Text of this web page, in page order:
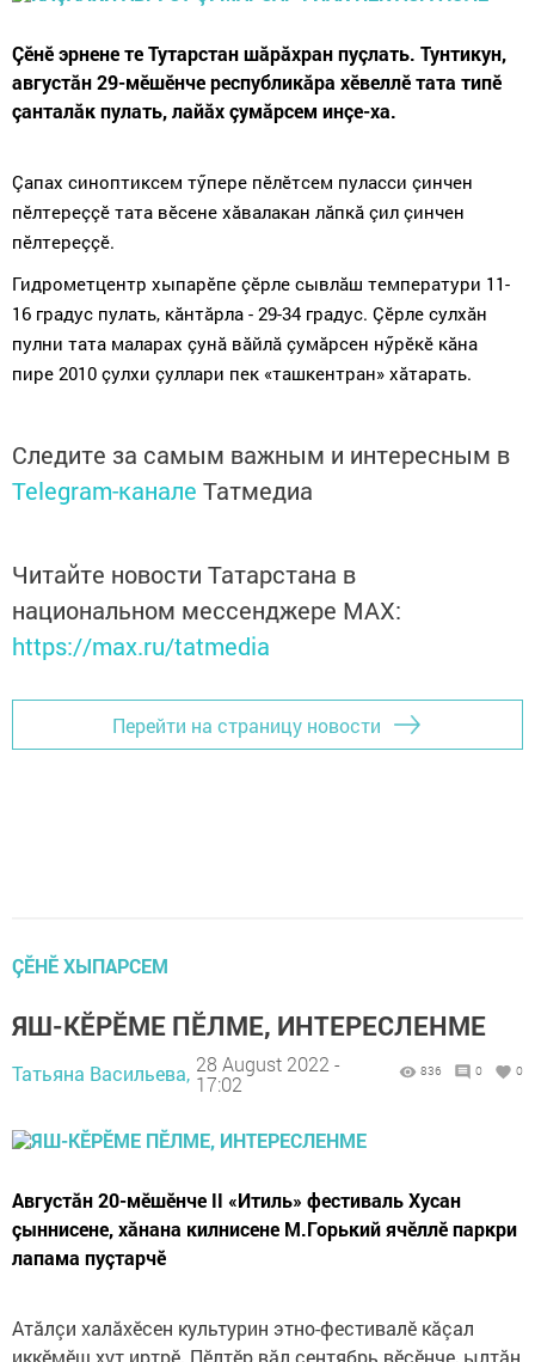
Çӗнӗ эрнене те Тутарстан шăрăхран пуçлать. Тунтикун,
августăн 29-мӗшӗнче республикăра хӗвеллӗ тата типӗ
çанталăк пулать, лайăх çумăрсем инçе-ха.
Çапах синоптиксем тӳпере пӗлӗтсем пуласси çинчен
пӗлтереççӗ тата вӗсене хăвалакан лăпкă çил çинчен
пӗлтереççӗ.
Гидрометцентр хыпарӗпе çӗрле сывлăш температури 11-
16 градус пулать, кăнтăрла - 29-34 градус. Çӗрле сулхăн
пулни тата маларах çунă вăйлă çумăрсен нӳрӗкӗ кăна
пире 2010 çулхи çуллари пек «ташкентран» хăтарать.
Следите за самым важным и интересным в
Telegram-канале Татмедиа
Читайте новости Татарстана в
национальном мессенджере MАХ:
https://max.ru/tatmedia
Перейти на страницу новости
ÇӖНӖ ХЫПАРСЕМ
ЯШ-КӖРӖМЕ ПӖЛМЕ, ИНТЕРЕСЛЕНМЕ
Татьяна Васильева, 28 August 2022 -
17:02
836 0 0
Августăн 20-мӗшӗнче II «Итиль» фестиваль Хусан
çыннисене, хăнана килнисене М.Горький ячӗллӗ паркри
лапама пуçтарчӗ
Атăлçи халăхӗсен культурин этно-фестивалӗ кăçал
иккӗмӗш хут иртрӗ. Пӗлтӗр вăл сентябрь вӗçӗнче, ылтăн